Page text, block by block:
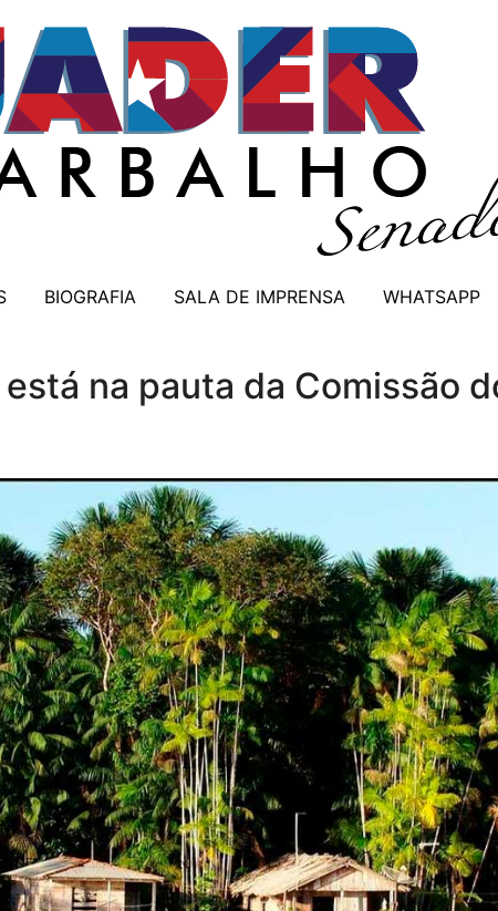
BIOGRAFIA SALA DE IMPRENSA WHATSAPP
na pauta da Comissão